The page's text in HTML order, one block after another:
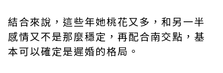
結合來說，這些年她桃花又多，和另一半
感情又不是那麼穩定，再配合南交點，基
本可以確定是遲婚的格局。